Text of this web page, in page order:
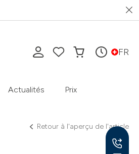
FR
Actualités Prix
Retour à l'aperçu de l'article